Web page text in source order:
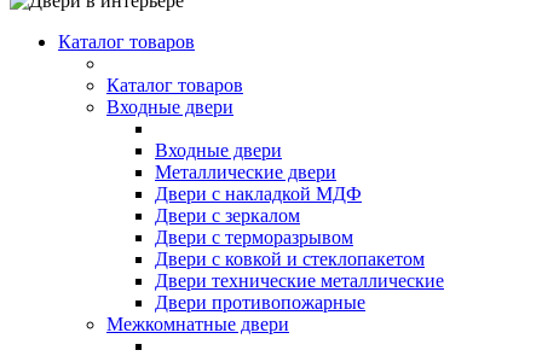
Каталог товаров
Каталог товаров
Входные двери
Входные двери
Металлические двери
Двери с накладкой МДФ
Двери с зеркалом
Двери с терморазрывом
Двери с ковкой и стеклопакетом
Двери технические металлические
Двери противопожарные
Межкомнатные двери